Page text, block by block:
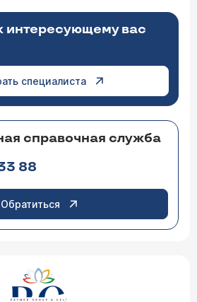
интересующему вас
специалиста
справочная служба
88
Обратиться